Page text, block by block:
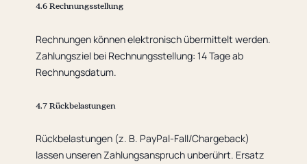
4.6 Rechnungsstellung
Rechnungen können elektronisch übermittelt werden.
Zahlungsziel bei Rechnungsstellung: 14 Tage ab
Rechnungsdatum.
4.7 Rückbelastungen
Rückbelastungen (z. B. PayPal-Fall/Chargeback)
lassen unseren Zahlungsanspruch unberührt. Ersatz